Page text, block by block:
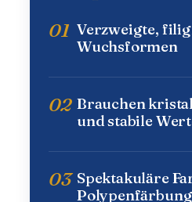
01 Verzweigte,
Wuchsformen
02 Brauchen
und stabile
03 Spektakuläre
Polypenfärbung